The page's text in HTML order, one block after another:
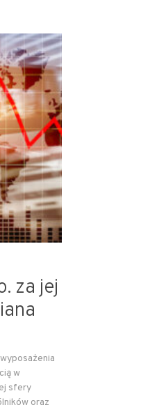
za jej
w
sfery
oraz